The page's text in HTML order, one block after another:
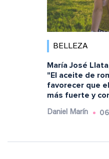
BELLEZA
María José
"El aceite de
favorecer que
más fuerte y
Daniel Marín